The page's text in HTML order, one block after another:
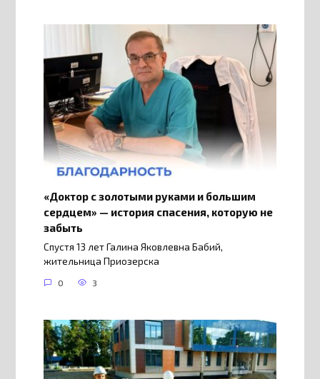
«Доктор с золотыми руками и большим
сердцем» — история спасения, которую не
забыть
Спустя 13 лет Галина Яковлевна Бабий,
жительница Приозерска
0 3